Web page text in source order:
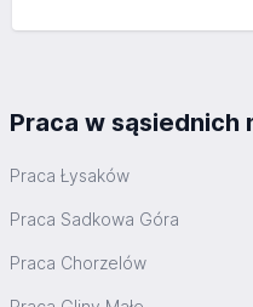
Praca w sąsiednich
Praca Łysaków
Praca Sadkowa Góra
Praca Chorzelów